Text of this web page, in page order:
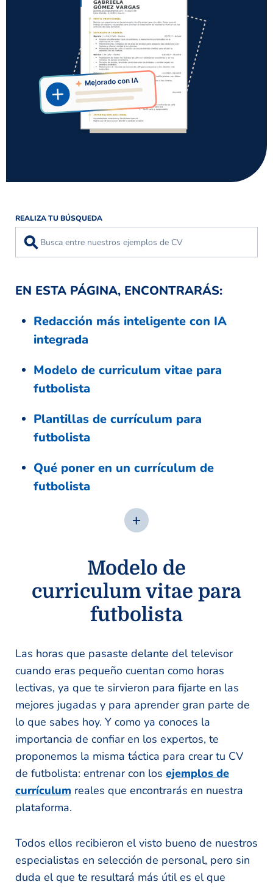
REALIZA TU BÚSQUEDA
⚲
EN ESTA PÁGINA, ENCONTRARÁS:
Redacción más inteligente con IA
integrada
Modelo de curriculum vitae para
futbolista
Plantillas de currículum para
futbolista
Qué poner en un currículum de
futbolista
Modelo de
curriculum vitae para
futbolista
Las horas que pasaste delante del televisor
cuando eras pequeño cuentan como horas
lectivas, ya que te sirvieron para fijarte en las
mejores jugadas y para aprender gran parte de
lo que sabes hoy. Y como ya conoces la
importancia de confiar en los expertos, te
proponemos la misma táctica para crear tu CV
de futbolista: entrenar con los ejemplos de
currículum reales que encontrarás en nuestra
plataforma.
Todos ellos recibieron el visto bueno de nuestros
especialistas en selección de personal, pero sin
duda el que te resultará más útil es el que